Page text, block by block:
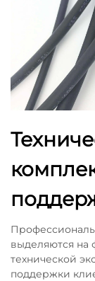
выделяются на
технической
поддержки